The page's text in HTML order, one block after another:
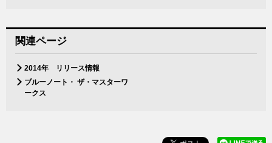
関連ページ
2014年 リリース情報
ブルーノート・ ザ・マスターワ
ークス